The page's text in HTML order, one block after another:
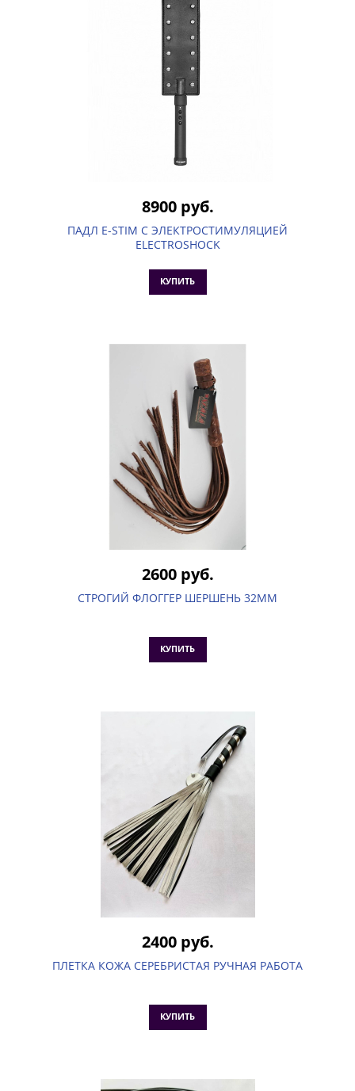
8900 руб.
ПАДЛ E-STIM С ЭЛЕКТРОСТИМУЛЯЦИЕЙ
ELECTROSHOCK
КУПИТЬ
2600 руб.
СТРОГИЙ ФЛОГГЕР ШЕРШЕНЬ 32ММ
КУПИТЬ
2400 руб.
ПЛЕТКА КОЖА СЕРЕБРИСТАЯ РУЧНАЯ РАБОТА
КУПИТЬ